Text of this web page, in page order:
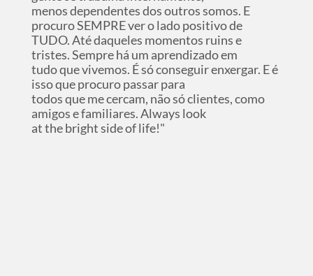
menos dependentes dos outros somos. E
procuro SEMPRE ver o lado positivo de
TUDO. Até daqueles momentos ruins e
tristes. Sempre há um aprendizado em
tudo que vivemos. É só conseguir enxergar. E é
isso que procuro passar para
todos que me cercam, não só clientes, como
amigos e familiares. Always look
at the bright side of life!"